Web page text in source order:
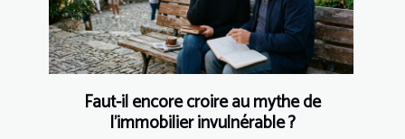
Faut-il encore croire au mythe de
l’immobilier invulnérable ?